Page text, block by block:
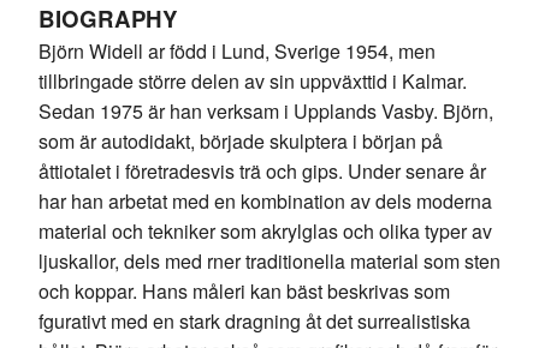
Contact
BIOGRAPHY
Björn Widell ar född i Lund, Sverige 1954, men
tillbringade större delen av sin uppväxttid i Kalmar.
Sedan 1975 är han verksam i Upplands Vasby. Björn,
som är autodidakt, började skulptera i början på
åttiotalet i företradesvis trä och gips. Under senare år
har han arbetat med en kombination av dels moderna
material och tekniker som akrylglas och olika typer av
ljuskallor, dels med rner traditionella material som sten
och koppar. Hans måleri kan bäst beskrivas som
fgurativt med en stark dragning åt det surrealistiska